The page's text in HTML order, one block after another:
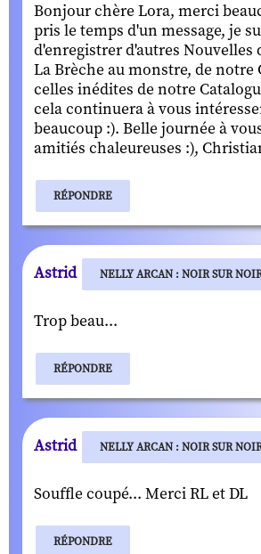
Bonjour chère Lora, merci
pris le temps d'un message, je
d'enregistrer d'autres Nouvelles
La Brèche au monstre, de notre
celles inédites de notre
cela continuera à vous
beaucoup :). Belle journée à
amitiés chaleureuses :),
RÉPONDRE
Astrid NELLY ARCAN : NOIR SUR
Trop beau...
RÉPONDRE
Astrid NELLY ARCAN : NOIR SUR
Souffle coupé... Merci RL et DL
RÉPONDRE